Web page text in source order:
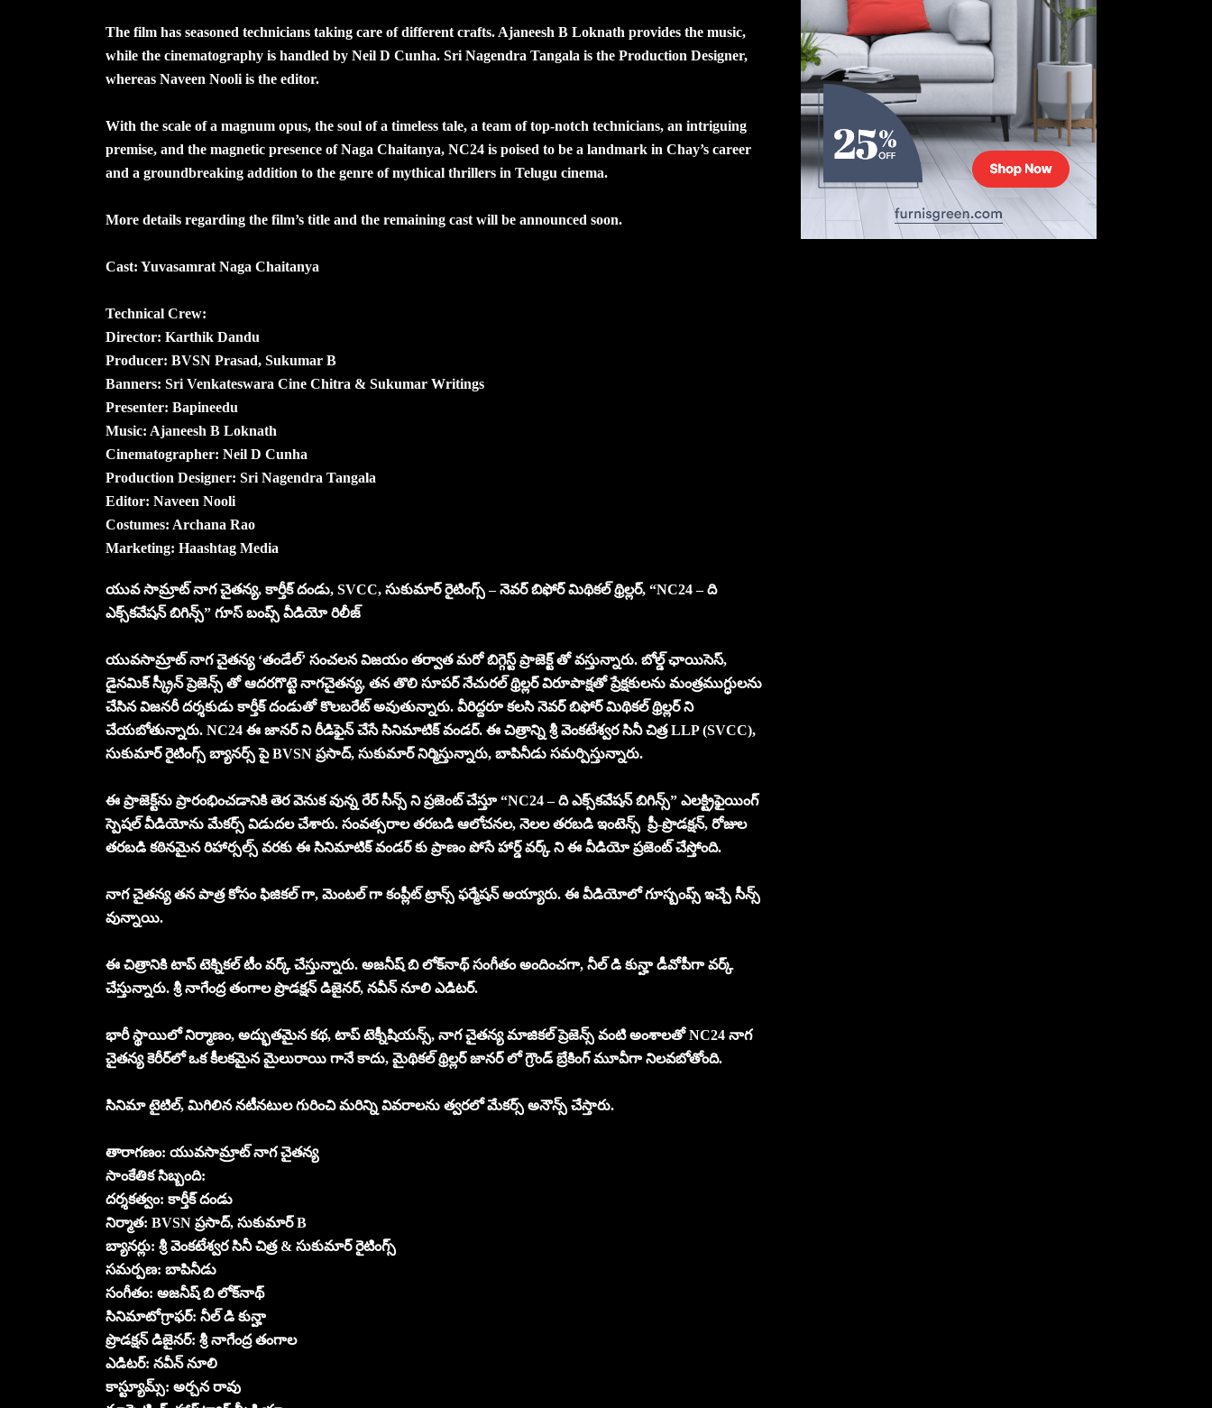
The film has seasoned technicians taking care of different crafts. Ajaneesh B Loknath provides the music,
while the cinematography is handled by Neil D Cunha. Sri Nagendra Tangala is the Production Designer,
whereas Naveen Nooli is the editor.
With the scale of a magnum opus, the soul of a timeless tale, a team of top-notch technicians, an intriguing
premise, and the magnetic presence of Naga Chaitanya, NC24 is poised to be a landmark in Chay’s career
and a groundbreaking addition to the genre of mythical thrillers in Telugu cinema.
More details regarding the film’s title and the remaining cast will be announced soon.
Cast: Yuvasamrat Naga Chaitanya
Technical Crew:
Director: Karthik Dandu
Producer: BVSN Prasad, Sukumar B
Banners: Sri Venkateswara Cine Chitra & Sukumar Writings
Presenter: Bapineedu
Music: Ajaneesh B Loknath
Cinematographer: Neil D Cunha
Production Designer: Sri Nagendra Tangala
Editor: Naveen Nooli
Costumes: Archana Rao
Marketing: Haashtag Media
యువ సామ్రాట్ నాగ చైతన్య, కార్తీక్ దండు, SVCC, సుకుమార్ రైటింగ్స్ – నెవర్ బిఫోర్ మిథికల్ థ్రిల్లర్, “NC24 – ది
ఎక్స్‌కవేషన్ బిగిన్స్” గూస్ బంప్స్ వీడియో రిలీజ్
యువసామ్రాట్ నాగ చైతన్య ‘తండేల్’ సంచలన విజయం తర్వాత మరో బిగ్గెస్ట్ ప్రాజెక్ట్ తో వస్తున్నారు. బోల్డ్ ఛాయిసెస్,
డైనమిక్ స్క్రీన్ ప్రెజెన్స్‌ తో ఆదరగొట్టె నాగచైతన్య, తన తొలి సూపర్ నేచురల్ థ్రిల్లర్ విరూపాక్షతో ప్రేక్షకులను మంత్రముగ్ధులను
చేసిన విజనరీ దర్శకుడు కార్తీక్ దండుతో కొలబరేట్ అవుతున్నారు. వీరిద్దరూ కలసి నెవర్ బిఫోర్ మిథికల్ థ్రిల్లర్ ని
చేయబోతున్నారు. NC24 ఈ జానర్ ని రీడిఫైన్ చేసే సినిమాటిక్ వండర్. ఈ చిత్రాన్ని శ్రీ వెంకటేశ్వర సినీ చిత్ర LLP (SVCC),
సుకుమార్ రైటింగ్స్ బ్యానర్స్ పై BVSN ప్రసాద్, సుకుమార్ నిర్మిస్తున్నారు, బాపినీడు సమర్పిస్తున్నారు.
ఈ ప్రాజెక్ట్‌ను ప్రారంభించడానికి తెర వెనుక వున్న రేర్ సీన్స్ ని ప్రజెంట్ చేస్తూ “NC24 – ది ఎక్స్‌కవేషన్ బిగిన్స్” ఎలక్ట్రిఫైయింగ్
స్పెషల్ వీడియోను మేకర్స్ విడుదల చేశారు. సంవత్సరాల తరబడి ఆలోచనల, నెలల తరబడి ఇంటెన్స్ ప్రీ-ప్రొడక్షన్, రోజుల
తరబడి కఠినమైన రిహార్సల్స్ వరకు ఈ సినిమాటిక్ వండర్ కు ప్రాణం పోసే హార్డ్ వర్క్ ని ఈ వీడియో ప్రజెంట్ చేస్తోంది.
నాగ చైతన్య తన పాత్ర కోసం ఫిజికల్ గా, మెంటల్ గా కంప్లీట్ ట్రాన్స్ ఫర్మేషన్ అయ్యారు. ఈ వీడియోలో గూస్బంప్స్ ఇచ్చే సీన్స్
వున్నాయి.
ఈ చిత్రానికి టాప్ టెక్నికల్ టీం వర్క్ చేస్తున్నారు. అజనీష్ బి లోక్‌నాథ్ సంగీతం అందించగా, నీల్ డి కున్హా డీవోపీగా వర్క్
చేస్తున్నారు. శ్రీ నాగేంద్ర తంగాల ప్రొడక్షన్ డిజైనర్, నవీన్ నూలి ఎడిటర్.
భారీ స్థాయిలో నిర్మాణం, అద్భుతమైన కథ, టాప్ టెక్నీషియన్స్, నాగ చైతన్య మాజికల్ ప్రెజెన్స్ వంటి అంశాలతో NC24 నాగ
చైతన్య కెరీర్‌లో ఒక కీలకమైన మైలురాయి గానే కాదు, మైథికల్ థ్రిల్లర్ జానర్‌ లో గ్రౌండ్ బ్రేకింగ్ మూవీగా నిలవబోతోంది.
సినిమా టైటిల్, మిగిలిన నటీనటుల గురించి మరిన్ని వివరాలను త్వరలో మేకర్స్ అనౌన్స్ చేస్తారు.
తారాగణం: యువసామ్రాట్ నాగ చైతన్య
సాంకేతిక సిబ్బంది:
దర్శకత్వం: కార్తీక్ దండు
నిర్మాత: BVSN ప్రసాద్, సుకుమార్ B
బ్యానర్లు: శ్రీ వెంకటేశ్వర సినీ చిత్ర & సుకుమార్ రైటింగ్స్
సమర్పణ: బాపినీడు
సంగీతం: అజనీష్ బి లోక్‌నాథ్
సినిమాటోగ్రాఫర్: నీల్ డి కున్హా
ప్రొడక్షన్ డిజైనర్: శ్రీ నాగేంద్ర తంగాల
ఎడిటర్: నవీన్ నూలి
కాస్ట్యూమ్స్: అర్చన రావు